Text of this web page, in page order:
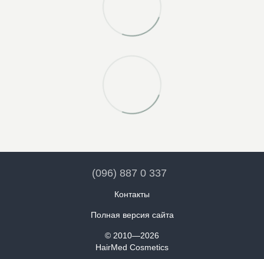
(096) 887 0 337
Контакты
Полная версия сайта
© 2010—2026
HairMed Cosmetics